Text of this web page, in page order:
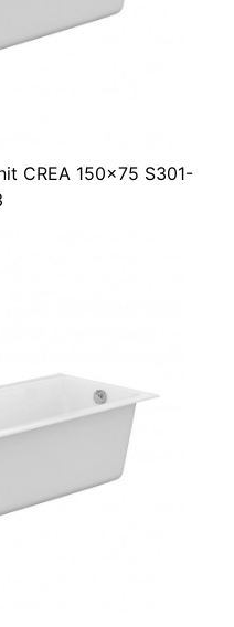
CREA 150x75 S301-